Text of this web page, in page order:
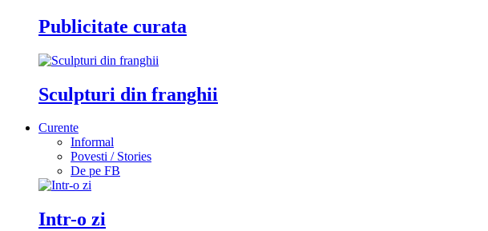
Publicitate curata
Sculpturi din franghii
Curente
Informal
Povesti / Stories
De pe FB
Intr-o zi